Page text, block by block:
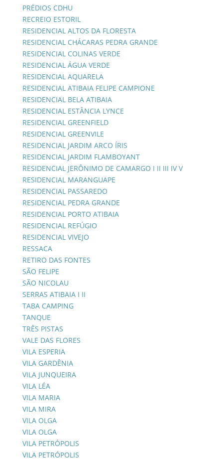
PRÉDIOS CDHU
RECREIO ESTORIL
RESIDENCIAL ALTOS DA FLORESTA
RESIDENCIAL CHÁCARAS PEDRA GRANDE
RESIDENCIAL COLINAS VERDE
RESIDENCIAL ÁGUA VERDE
RESIDENCIAL AQUARELA
RESIDENCIAL ATIBAIA FELIPE CAMPIONE
RESIDENCIAL BELA ATIBAIA
RESIDENCIAL ESTÂNCIA LYNCE
RESIDENCIAL GREENFIELD
RESIDENCIAL GREENVILE
RESIDENCIAL JARDIM ARCO ÍRIS
RESIDENCIAL JARDIM FLAMBOYANT
RESIDENCIAL JERÔNIMO DE CAMARGO I II III IV V
RESIDENCIAL MARANGUAPE
RESIDENCIAL PASSAREDO
RESIDENCIAL PEDRA GRANDE
RESIDENCIAL PORTO ATIBAIA
RESIDENCIAL REFÚGIO
RESIDENCIAL VIVEJO
RESSACA
RETIRO DAS FONTES
SÃO FELIPE
SÃO NICOLAU
SERRAS ATIBAIA I II
TABA CAMPING
TANQUE
TRÊS PISTAS
VALE DAS FLORES
VILA ESPERIA
VILA GARDÊNIA
VILA JUNQUEIRA
VILA LÉA
VILA MARIA
VILA MIRA
VILA OLGA
VILA OLGA
VILA PETRÓPOLIS
VILA PETRÓPOLIS